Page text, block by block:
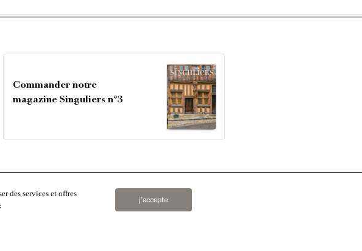
Commander notre
magazine Singuliers n°3
s'inscrire
des services et offres
j’accepte